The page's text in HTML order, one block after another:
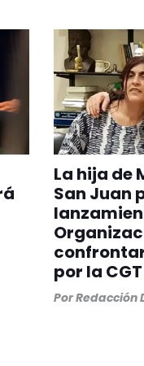
La hija de
San Juan
por la CGT
PorRedacción